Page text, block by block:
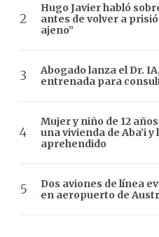
Hugo Javier habló
antes de volver a
ajeno”
Abogado lanza el Dr.
entrenada para
Mujer y niño de 12
una vivienda de Aba’i
aprehendido
Dos aviones de línea
en aeropuerto de